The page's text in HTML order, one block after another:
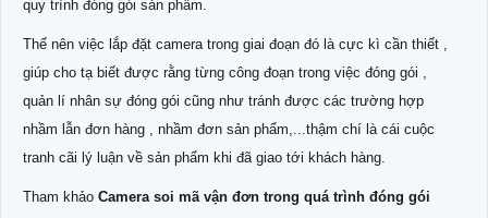
quy trình đóng gói sản phẩm.
Thế nên việc lắp đặt camera trong giai đoạn đó là cực kì cần thiết ,
giúp cho tạ biết được rằng từng công đoạn trong việc đóng gói ,
quản lí nhân sự đóng gói cũng như tránh được các trường hợp
nhầm lẫn đơn hàng , nhầm đơn sản phẩm,...thậm chí là cái cuộc
tranh cãi lý luận về sản phẩm khi đã giao tới khách hàng.
Tham khảo Camera soi mã vận đơn trong quá trình đóng gói